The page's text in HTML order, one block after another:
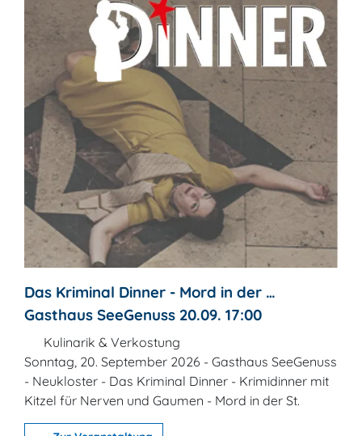
Das Kriminal Dinner - Mord in der …
Gasthaus SeeGenuss 20.09. 17:00
Kulinarik & Verkostung
Sonntag, 20. September 2026 - Gasthaus SeeGenuss
- Neukloster - Das Kriminal Dinner - Krimidinner mit
Kitzel für Nerven und Gaumen - Mord in der St.